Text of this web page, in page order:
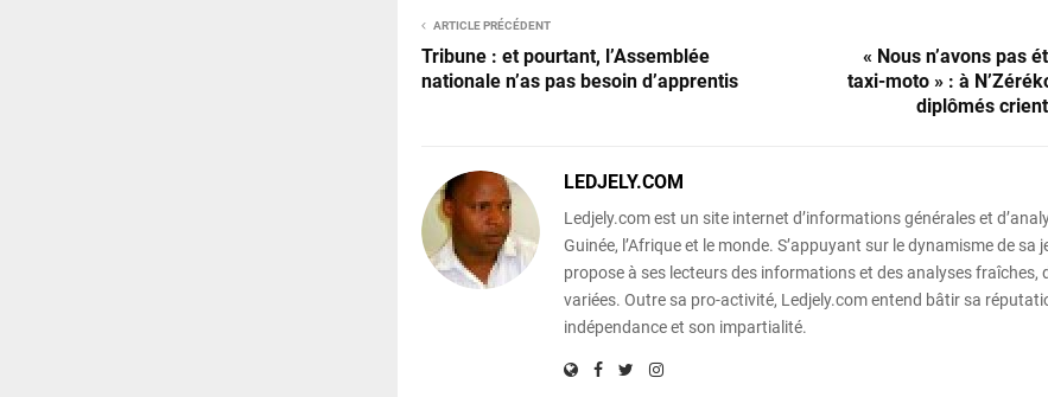
ARTICLE PRÉCÉDENT
Tribune : et pourtant, l’Assemblée
nationale n’as pas besoin d’apprentis
« Nous n’avons pas
taxi-moto » : à
diplômés
LEDJELY.COM
Ledjely.com est un site internet d’informations générales et
Guinée, l’Afrique et le monde. S’appuyant sur le dynamisme de sa
propose à ses lecteurs des informations et des analyses fraîches,
variées. Outre sa pro-activité, Ledjely.com entend bâtir sa
indépendance et son impartialité.